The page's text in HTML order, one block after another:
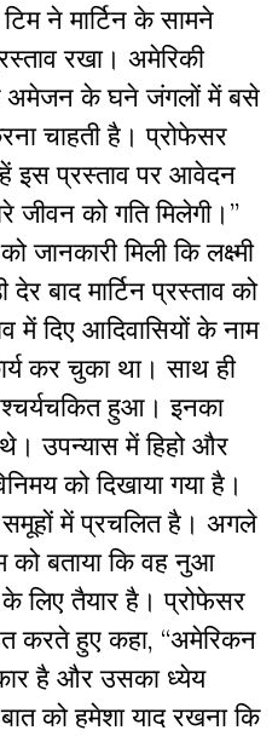
ने मार्टिन के सामने
रखा। अमेरिकी
अमेजन के घने जंगलों में बसे
चाहती है। प्रोफेसर
इस प्रस्ताव पर आवेदन
जीवन को गति मिलेगी।”
जानकारी मिली कि लक्ष्मी
बाद मार्टिन प्रस्ताव को
दिए आदिवासियों के नाम
कर चुका था। साथ ही
हुआ। इनका
उपन्यास में हिहो और
को दिखाया गया है।
में प्रचलित है। अगले
को बताया कि वह नुआ
लिए तैयार है। प्रोफेसर
करते हुए कहा, “अमेरिकन
है और उसका ध्येय
को हमेशा याद रखना कि